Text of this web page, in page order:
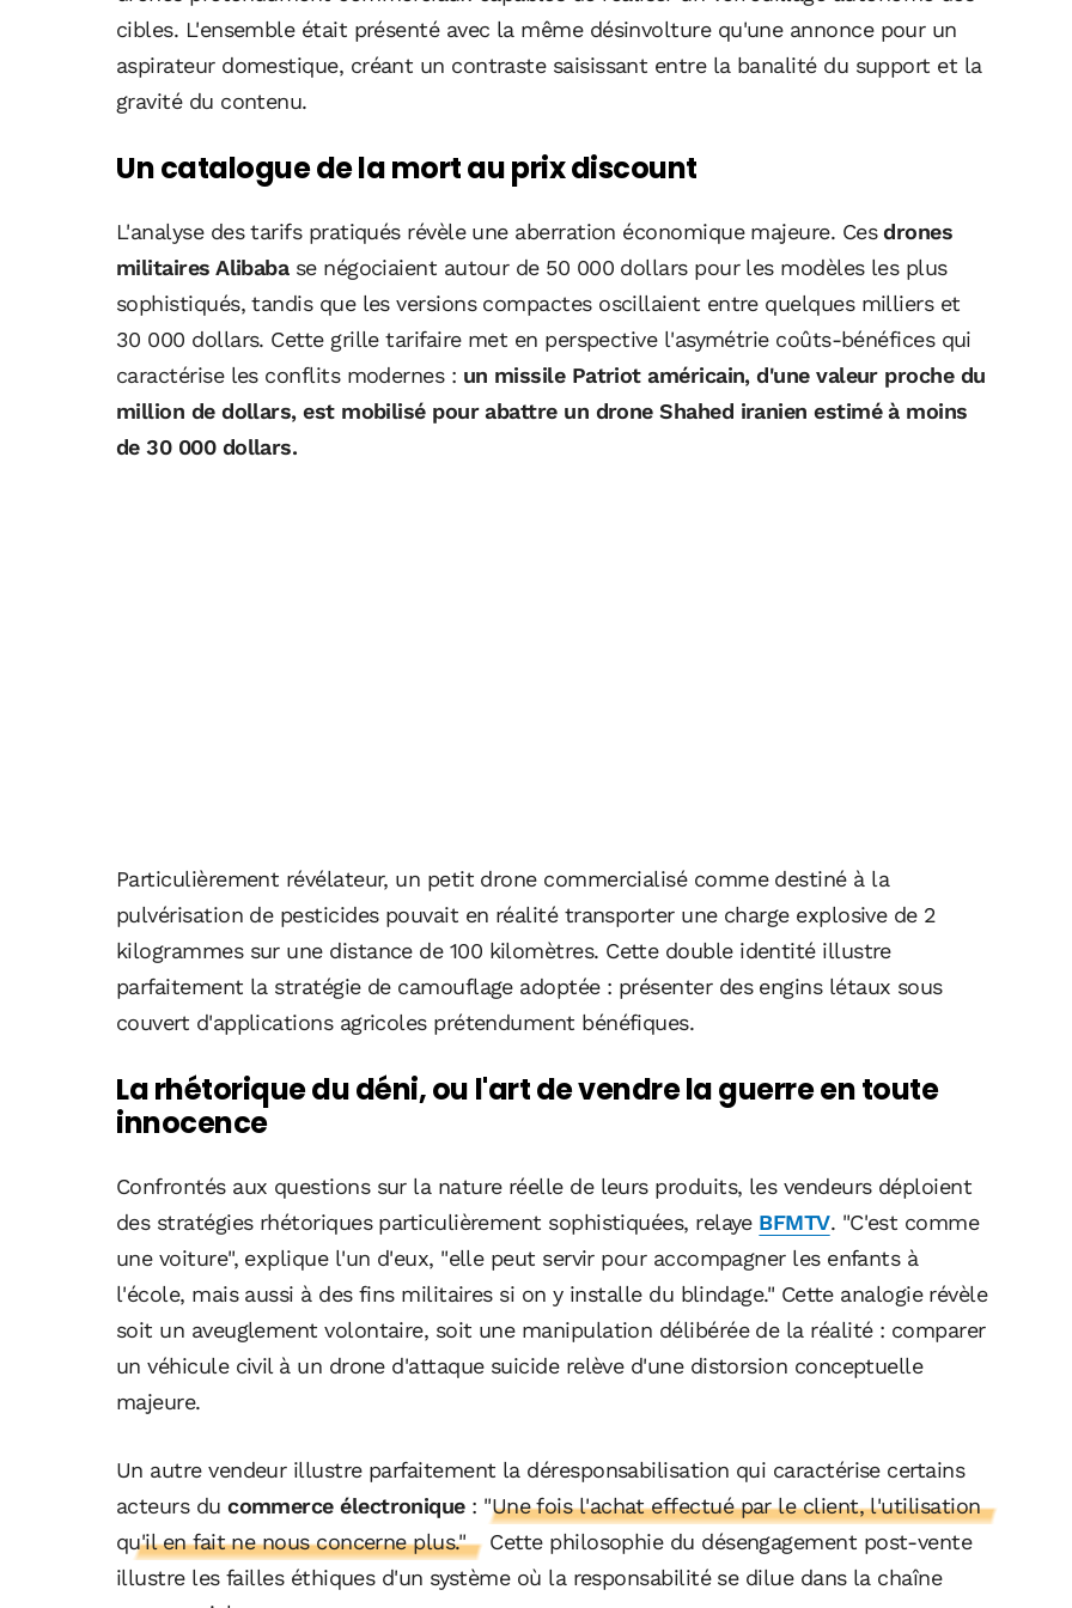
cibles. L'ensemble était présenté avec la même désinvolture qu'une annonce pour un
aspirateur domestique, créant un contraste saisissant entre la banalité du support et la
gravité du contenu.
Un catalogue de la mort au prix discount
L'analyse des tarifs pratiqués révèle une aberration économique majeure. Cesdrones
militaires Alibabase négociaient autour de 50 000 dollars pour les modèles les plus
sophistiqués, tandis que les versions compactes oscillaient entre quelques milliers et
30 000 dollars. Cette grille tarifaire met en perspective l'asymétrie coûts-bénéfices qui
caractérise les conflits modernes : un missile Patriot américain, d'une valeur proche du
million de dollars, est mobilisé pour abattre un drone Shahed iranien estimé à moins
de 30 000 dollars.
Particulièrement révélateur, un petit drone commercialisé comme destiné à la
pulvérisation de pesticides pouvait en réalité transporter une charge explosive de 2
kilogrammes sur une distance de 100 kilomètres. Cette double identité illustre
parfaitement la stratégie de camouflage adoptée : présenter des engins létaux sous
couvert d'applications agricoles prétendument bénéfiques.
La rhétorique du déni, ou l'art de vendre la guerre en toute
innocence
Confrontés aux questions sur la nature réelle de leurs produits, les vendeurs déploient
des stratégies rhétoriques particulièrement sophistiquées, relaye BFMTV. "C'est comme
une voiture", explique l'un d'eux, "elle peut servir pour accompagner les enfants à
l'école, mais aussi à des fins militaires si on y installe du blindage." Cette analogie révèle
soit un aveuglement volontaire, soit une manipulation délibérée de la réalité : comparer
un véhicule civil à un drone d'attaque suicide relève d'une distorsion conceptuelle
majeure.
Un autre vendeur illustre parfaitement la déresponsabilisation qui caractérise certains
acteurs ducommerce électronique : "Une fois l'achat effectué par le client, l'utilisation
qu'il en fait ne nous concerne plus."
Cette philosophie du désengagement post-vente
illustre les failles éthiques d'un système où la responsabilité se dilue dans la chaîne